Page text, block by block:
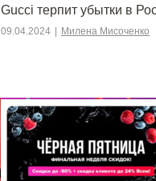
Gucci терпит убытки в
09.04.2024 | Милена Мисоченко